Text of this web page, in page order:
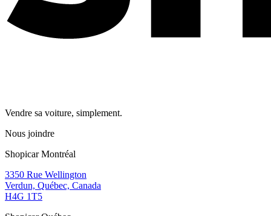
Vendre sa voiture, simplement.
Nous joindre
Shopicar Montréal
3350 Rue Wellington
Verdun, Québec, Canada
H4G 1T5